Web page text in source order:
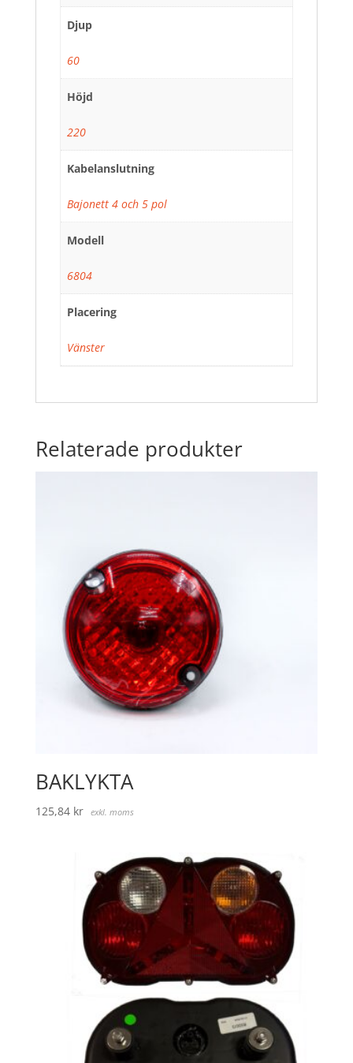
Djup
60
Höjd
220
Kabelanslutning
Bajonett 4 och 5 pol
Modell
6804
Placering
Vänster
Relaterade produkter
BAKLYKTA
125,84 kr exkl. moms